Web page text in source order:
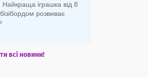
іграшка від 8
розвиває
всі новини!